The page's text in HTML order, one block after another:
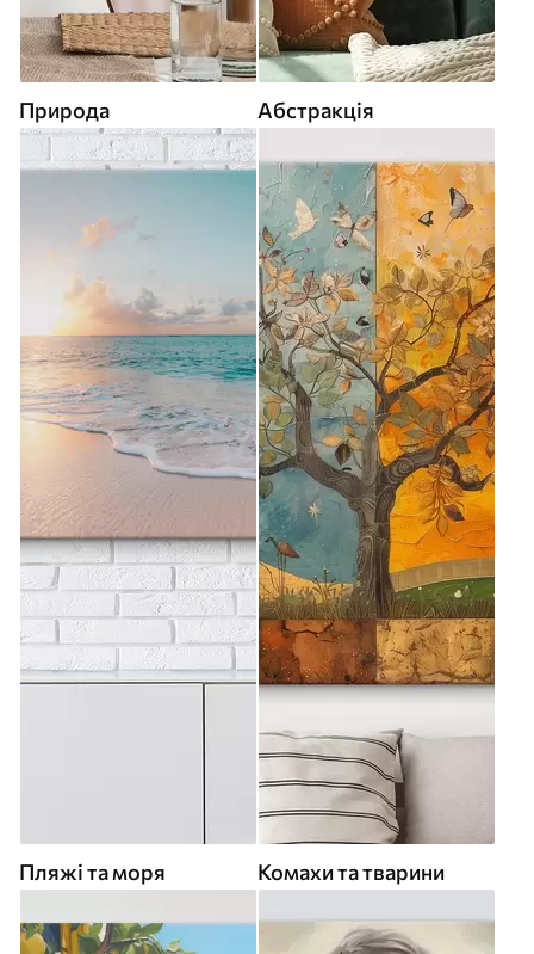
Природа Абстракція
Пляжі та моря Комахи та тварини